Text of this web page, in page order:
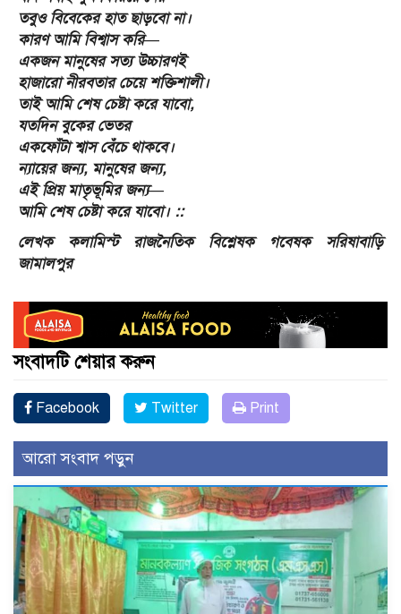
তবুও বিবেকের হাত ছাড়বো না।
কারণ আমি বিশ্বাস করি—
একজন মানুষের সত্য উচ্চারণই
হাজারো নীরবতার চেয়ে শক্তিশালী।
তাই আমি শেষ চেষ্টা করে যাবো,
যতদিন বুকের ভেতর
একফোঁটা শ্বাস বেঁচে থাকবে।
ন্যায়ের জন্য, মানুষের জন্য,
এই প্রিয় মাতৃভূমির জন্য—
আমি শেষ চেষ্টা করে যাবো। ::
লেখক কলামিস্ট রাজনৈতিক বিশ্লেষক গবেষক সরিষাবাড়ি
জামালপুর
সংবাদটি শেয়ার করুন
Facebook Twitter Print
আরো সংবাদ পড়ুন